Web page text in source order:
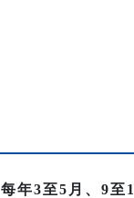
每年3至5月、9至